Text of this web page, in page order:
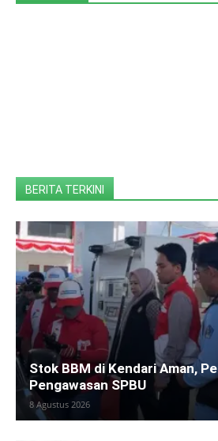
BERITA TERKINI
Stok BBM di Kendari Aman,
Pengawasan SPBU
8 Agustus 2026